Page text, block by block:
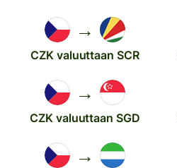
→
CZK valuuttaan SCR
→
CZK valuuttaan SGD
→